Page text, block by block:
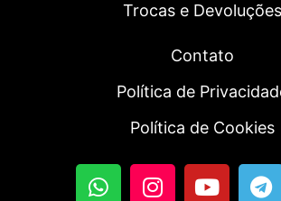
Trocas e Devoluções
Contato
Política de
Política de Cookies